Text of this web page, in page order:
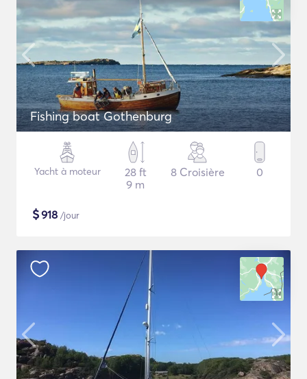
Fishing boat Gothenburg
Yacht à moteur
28 ft
9 m
8 Croisière 0
$918 /jour